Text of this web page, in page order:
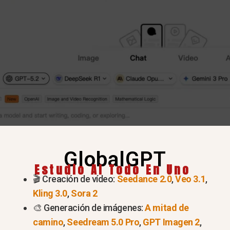
todo en uno para escribir, generar
Banana, etc.
más de 100 modelos de IA en Global
GlobalGPT
Estudio AI Todo En Uno
🎬 Creación de vídeo: Seedance 2.0,Veo 3.1,
Kling 3.0,Sora 2
🎨 Generación de imágenes:A mitad de
camino,Seedream 5.0 Pro,GPT Imagen 2,